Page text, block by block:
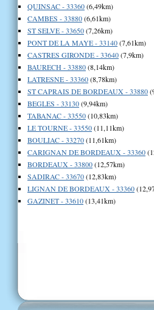
QUINSAC - 33360(6,49km)
CAMBES - 33880(6,61km)
ST SELVE - 33650(7,26km)
PONT DE LA MAYE - 33140(7,61km)
CASTRES GIRONDE - 33640(7,9km)
BAURECH - 33880(8,14km)
LATRESNE - 33360(8,78km)
ST CAPRAIS DE BORDEAUX - 33880
BEGLES - 33130(9,94km)
TABANAC - 33550(10,83km)
LE TOURNE - 33550(11,11km)
BOULIAC - 33270(11,61km)
CARIGNAN DE BORDEAUX - 33360
BORDEAUX - 33800(12,57km)
SADIRAC - 33670(12,83km)
LIGNAN DE BORDEAUX - 33360
GAZINET - 33610(13,41km)